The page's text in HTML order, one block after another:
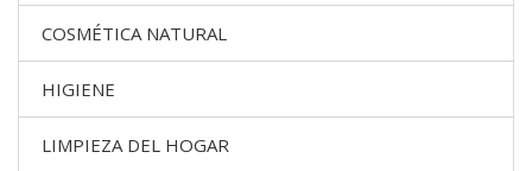
COSMÉTICA NATURAL
HIGIENE
LIMPIEZA DEL HOGAR